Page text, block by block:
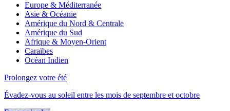
Europe & Méditerranée
Asie & Océanie
Amérique du Nord & Centrale
Amérique du Sud
Afrique & Moyen-Orient
Caraïbes
Océan Indien
Prolongez votre été
Évadez-vous au soleil entre les mois de septembre et octobre